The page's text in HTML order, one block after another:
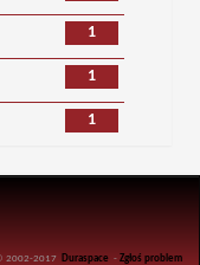
1
1
1
2002-2017 Duraspace -Zgłoś problem